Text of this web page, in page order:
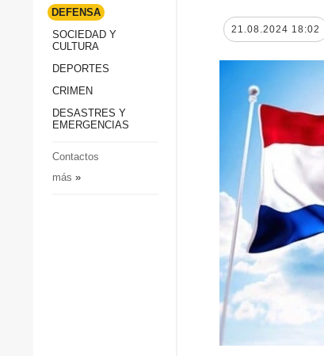
Sociedad y Cultura
Desastres y emergencias
DEFENSA
SOCIEDAD Y
CULTURA
DEPORTES
CRIMEN
DESASTRES Y
EMERGENCIAS
Contactos
más »
21.08.2024 18:02